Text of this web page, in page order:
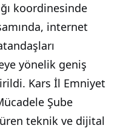
koordinesinde
internet
yönelik geniş
Kars İl Emniyet
Şube
teknik ve dijital